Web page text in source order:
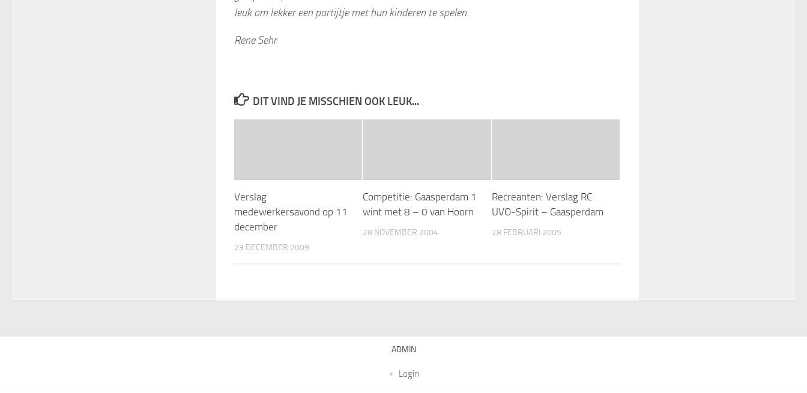
leuk om lekker een partijtje met hun kinderen te spelen.
Rene Sehr
DIT VIND JE MISSCHIEN OOK LEUK...
Verslag
medewerkersavond op 11
december
23 DECEMBER 2009
Competitie: Gaasperdam 1
wint met 8 – 0 van Hoorn
28 NOVEMBER 2004
Recreanten: Verslag RC
UVO-Spirit – Gaasperdam
28 FEBRUARI 2005
ADMIN
Login